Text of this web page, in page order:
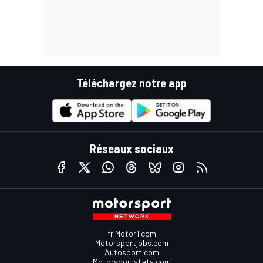
Téléchargez notre app
Réseaux sociaux
fr.Motor1.com
Motorsportjobs.com
Autosport.com